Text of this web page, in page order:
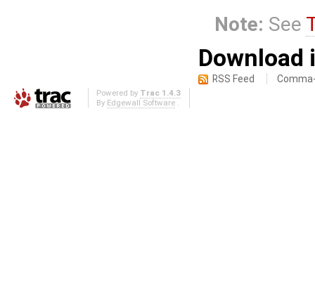
Note: See
RSS Feed
Powered by Trac 1.4.3
By Edgewall Software .